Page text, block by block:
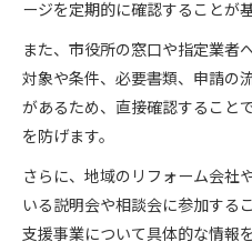
ージを定期的に確認することが
また、市役所の窓口や指定業者
対象や条件、必要書類、申請の
があるため、直接確認すること
を防げます。
さらに、地域のリフォーム会社
いる説明会や相談会に参加する
支援事業について具体的な情報